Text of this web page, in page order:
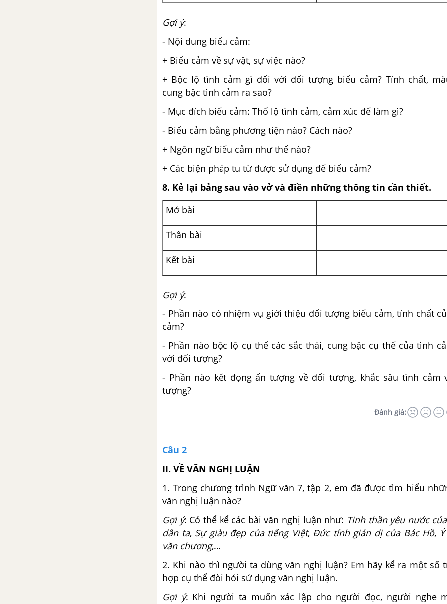
Gợi ý:
- Nội dung biểu cảm:
+ Biểu cảm về sự vật, sự việc nào?
+ Bộc lộ tình cảm gì đối với đối tượng biểu cảm? Tính chất,
cung bậc tình cảm ra sao?
- Mục đích biểu cảm: Thổ lộ tình cảm, cảm xúc để làm gì?
- Biểu cảm bằng phương tiện nào? Cách nào?
+ Ngôn ngữ biểu cảm như thế nào?
+ Các biện pháp tu từ được sử dụng để biểu cảm?
8. Kẻ lại bảng sau vào vở và điền những thông tin cần thiết.
Mở bài
Thân bài
Kết bài
Gợi ý:
- Phần nào có nhiệm vụ giới thiệu đối tượng biểu cảm, tính chất
cảm?
- Phần nào bộc lộ cụ thể các sắc thái, cung bậc cụ thể của tình
với đối tượng?
- Phần nào kết đọng ấn tượng về đối tượng, khắc sâu tình cảm
tượng?
Đánh giá:
Câu 2
II. VỀ VĂN NGHỊ LUẬN
1. Trong chương trình Ngữ văn 7, tập 2, em đã được tìm hiểu
văn nghị luận nào?
Gợi ý: Có thể kể các bài văn nghị luận như: Tinh thần yêu nước
dân ta, Sự giàu đẹp của tiếng Việt, Đức tính giản dị của Bác Hồ,
văn chương,…
2. Khi nào thì người ta dùng văn nghị luận? Em hãy kể ra một số
hợp cụ thể đòi hỏi sử dụng văn nghị luận.
Gợi ý: Khi người ta muốn xác lập cho người đọc, người nghe